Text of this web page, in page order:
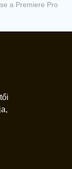
a Premiere Pro